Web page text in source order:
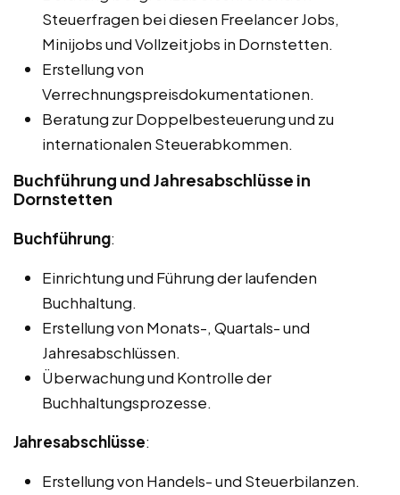
Steuerfragen bei diesen Freelancer Jobs,
Minijobs und Vollzeitjobs in Dornstetten.
Erstellung von
Verrechnungspreisdokumentationen.
Beratung zur Doppelbesteuerung und zu
internationalen Steuerabkommen.
Buchführung und Jahresabschlüsse in
Dornstetten
Buchführung:
Einrichtung und Führung der laufenden
Buchhaltung.
Erstellung von Monats-, Quartals- und
Jahresabschlüssen.
Überwachung und Kontrolle der
Buchhaltungsprozesse.
Jahresabschlüsse:
Erstellung von Handels- und Steuerbilanzen.